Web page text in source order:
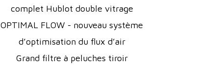
complet Hublot double vitrage
OPTIMAL FLOW - nouveau système
d’optimisation du flux d’air
Grand filtre à peluches tiroir